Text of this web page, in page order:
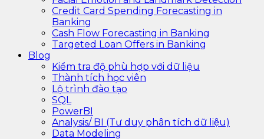
Credit Card Spending Forecasting in
Banking
Cash Flow Forecasting in Banking
Targeted Loan Offers in Banking
Blog
Kiểm tra độ phù hợp với dữ liệu
Thành tích học viên
Lộ trình đào tạo
SQL
PowerBI
Analysis/ BI (Tư duy phân tích dữ liệu)
Data Modeling